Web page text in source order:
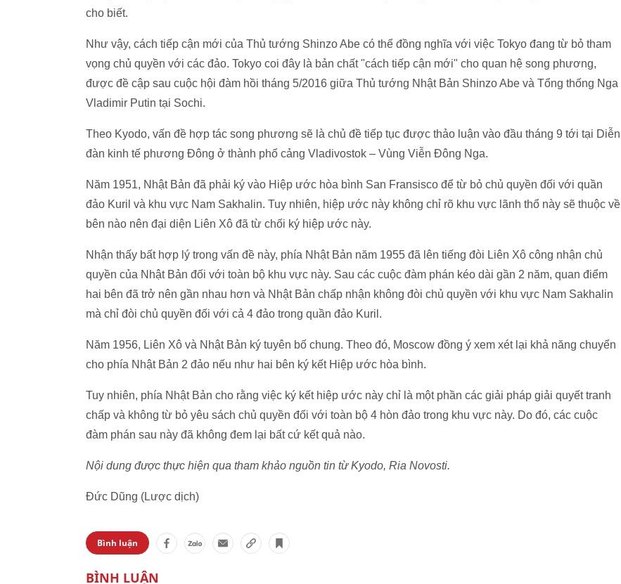
cho biết.
Như vậy, cách tiếp cận mới của Thủ tướng Shinzo Abe có thể đồng nghĩa với việc Tokyo đang từ bỏ tham
vọng chủ quyền với các đảo. Tokyo coi đây là bản chất "cách tiếp cận mới" cho quan hệ song phương,
được đề cập sau cuộc hội đàm hồi tháng 5/2016 giữa Thủ tướng Nhật Bản Shinzo Abe và Tổng thống Nga
Vladimir Putin tại Sochi.
Theo Kyodo, vấn đề hợp tác song phương sẽ là chủ đề tiếp tục được thảo luận vào đầu tháng 9 tới tại Diễn
đàn kinh tế phương Đông ở thành phố cảng Vladivostok – Vùng Viễn Đông Nga.
Năm 1951, Nhật Bản đã phải ký vào Hiệp ước hòa bình San Fransisco để từ bỏ chủ quyền đối với quần
đảo Kuril và khu vực Nam Sakhalin. Tuy nhiên, hiệp ước này không chỉ rõ khu vực lãnh thổ này sẽ thuộc về
bên nào nên đại diện Liên Xô đã từ chối ký hiệp ước này.
Nhận thấy bất hợp lý trong vấn đề này, phía Nhật Bản năm 1955 đã lên tiếng đòi Liên Xô công nhận chủ
quyền của Nhật Bản đối với toàn bộ khu vực này. Sau các cuộc đàm phán kéo dài gần 2 năm, quan điểm
hai bên đã trở nên gần nhau hơn và Nhật Bản chấp nhận không đòi chủ quyền với khu vực Nam Sakhalin
mà chỉ đòi chủ quyền đối với cả 4 đảo trong quần đảo Kuril.
Năm 1956, Liên Xô và Nhật Bản ký tuyên bố chung. Theo đó, Moscow đồng ý xem xét lại khả năng chuyển
cho phía Nhật Bản 2 đảo nếu như hai bên ký kết Hiệp ước hòa bình.
Tuy nhiên, phía Nhật Bản cho rằng việc ký kết hiệp ước này chỉ là một phần các giải pháp giải quyết tranh
chấp và không từ bỏ yêu sách chủ quyền đối với toàn bộ 4 hòn đảo trong khu vực này. Do đó, các cuộc
đàm phán sau này đã không đem lại bất cứ kết quả nào.
Nội dung được thực hiện qua tham khảo nguồn tin từ Kyodo, Ria Novosti.
Đức Dũng (Lược dịch)
Bình luận